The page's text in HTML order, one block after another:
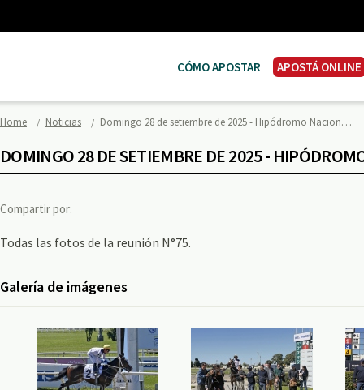
CÓMO APOSTAR APOSTÁ ONLINE
Home Noticias Domingo 28 de setiembre de 2025 - Hipódromo Nacion…
DOMINGO 28 DE SETIEMBRE DE 2025 -
Compartir por:
Todas las fotos de la reunión N°75.
Galería de imágenes